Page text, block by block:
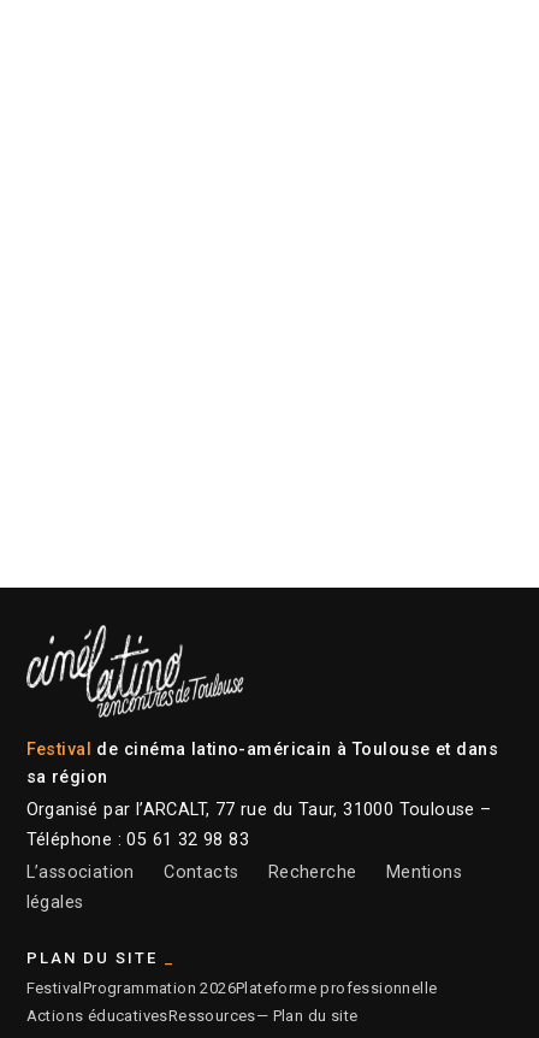
Festival de cinéma latino-américain à Toulouse et dans
sa région
Organisé par l’ARCALT, 77 rue du Taur, 31000 Toulouse –
Téléphone : 05 61 32 98 83
L’association
Contacts Recherche
Mentions
légales
PLAN DU SITE
Festival Programmation 2026Plateforme professionnelle
Actions éducativesRessources— Plan du site